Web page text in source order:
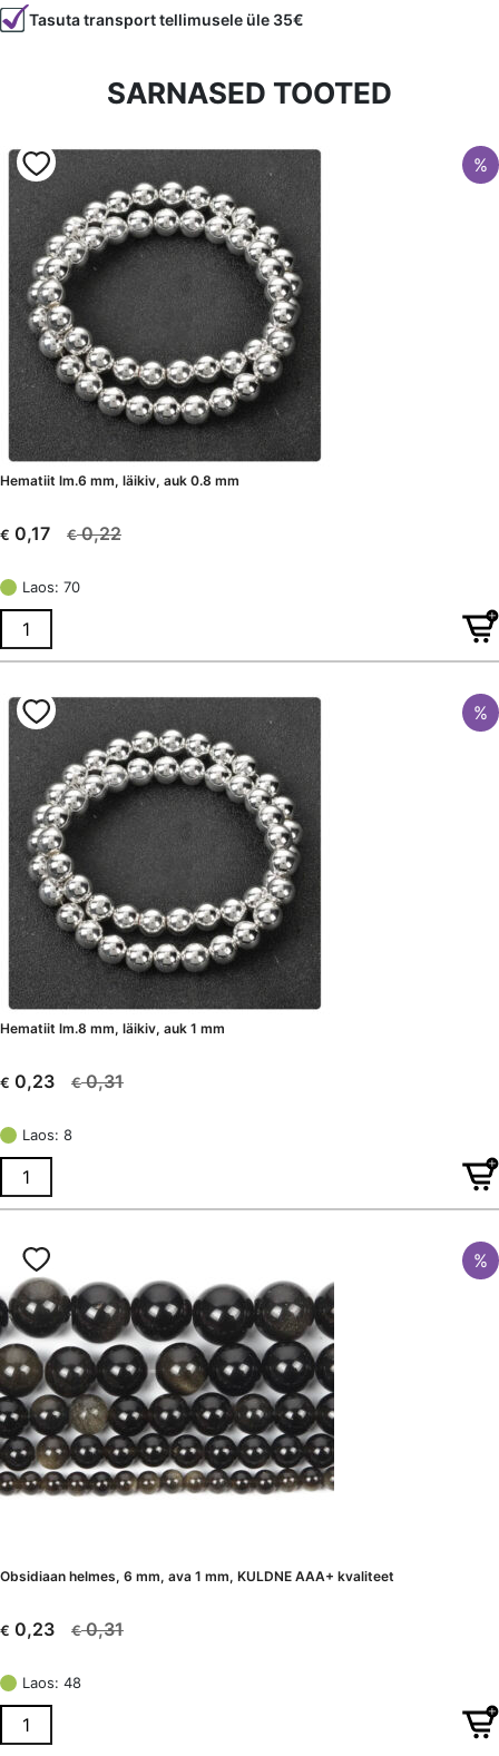
Kuju
ümmargune
Tasuta transport tellimusele üle 35€
SARNASED TOOTED
%
Hematiit lm.6 mm, läikiv, auk 0.8 mm
€0,22
Algne
oli:
€ 0,22.
€ 0,17
Current
is:
€ 0,17.
Laos: 70
%
Hematiit lm.8 mm, läikiv, auk 1 mm
€0,31
Algne
oli:
€ 0,31.
€ 0,23
Current
is:
€ 0,23.
Laos: 8
%
Obsidiaan helmes, 6 mm, ava 1 mm, KULDNE AAA+ kvaliteet
€0,31
Algne
oli:
€ 0,31.
€ 0,23
Current
is:
€ 0,23.
Laos: 48